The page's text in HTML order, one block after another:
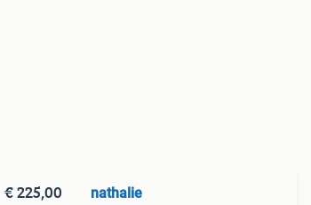
€ 225,00 nathalie